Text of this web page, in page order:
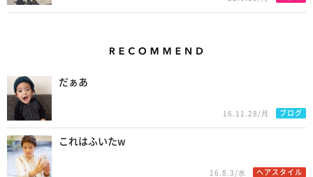
だぁあ
16.11.28/月 ブログ
これはふいたw
16.8.3/水 ヘアスタイル